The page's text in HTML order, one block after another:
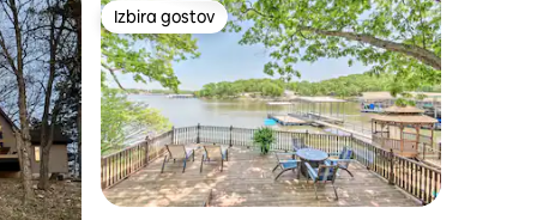
»Izbira gostov«
Izbira gostov
Izbira gostov